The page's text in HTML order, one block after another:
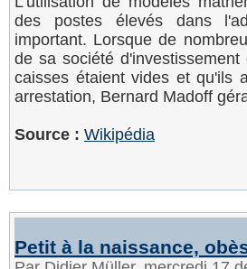
des postes élevés dans
important. Lorsque de
de sa société
caisses étaient vides et qu'ils
arrestation, Bernard Madoff
Source : Wikipédia
Petit à la naissance,